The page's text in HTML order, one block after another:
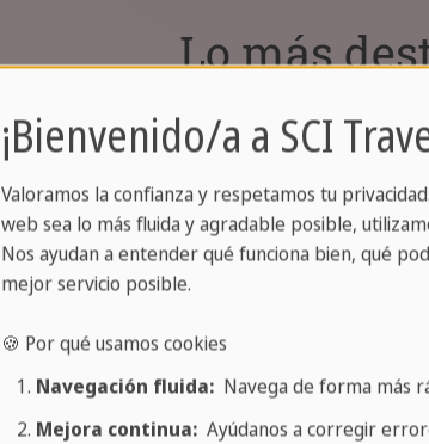
Lo más
Parque
¡Bienvenido/a a SCI
Valoramos la confianza y respetamos tu
web sea lo más fluida y agradable posible,
Nos ayudan a entender qué funciona bien, qué
mejor servicio posible.
🍪 Por qué usamos cookies
Navegación fluida:Navega de forma más
Mejora continua:Ayúdanos a corregir